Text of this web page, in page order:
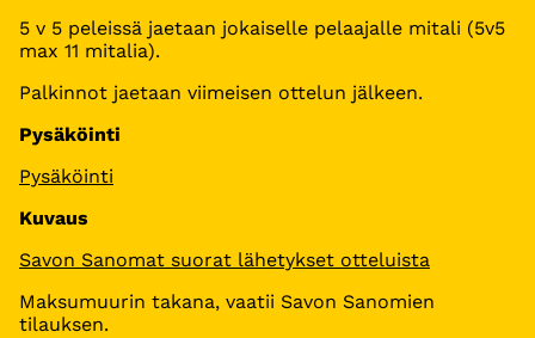
5 v 5 peleissä jaetaan jokaiselle pelaajalle mitali (5v5
max 11 mitalia).
Palkinnot jaetaan viimeisen ottelun jälkeen.
Pysäköinti
Pysäköinti
Kuvaus
Savon Sanomat suorat lähetykset otteluista
Maksumuurin takana, vaatii Savon Sanomien
tilauksen.